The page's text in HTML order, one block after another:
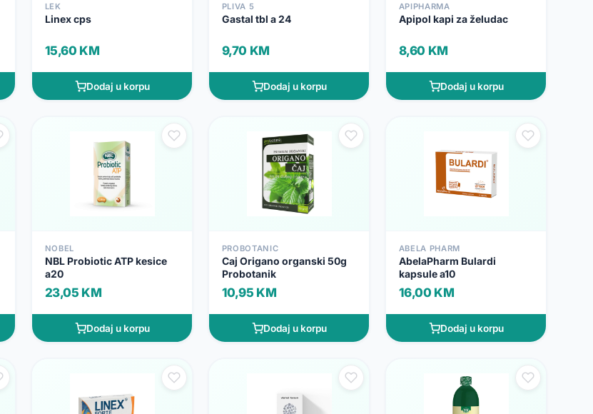
LEK
Linex cps
15,60 KM
Dodaj u korpu
PLIVA 5
Gastal tbl a 24
9,70 KM
Dodaj u korpu
APIPHARMA
Apipol kapi za želudac
8,60 KM
Dodaj u korpu
NOBEL
NBL Probiotic ATP kesice
a20
23,05 KM
Dodaj u korpu
PROBOTANIC
Caj Origano organski 50g
Probotanik
10,95 KM
Dodaj u korpu
ABELA PHARM
AbelaPharm Bulardi
kapsule a10
16,00 KM
Dodaj u korpu